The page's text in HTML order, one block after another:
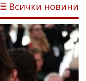
Всички новини